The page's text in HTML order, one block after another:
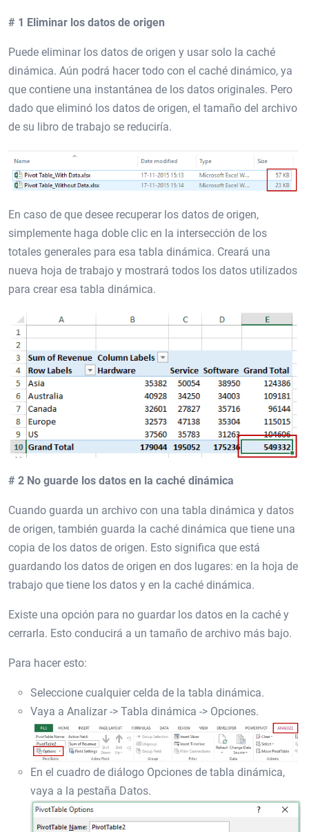
# 1 Eliminar los datos de origen
Puede eliminar los datos de origen y usar solo la caché
dinámica. Aún podrá hacer todo con el caché dinámico, ya
que contiene una instantánea de los datos originales. Pero
dado que eliminó los datos de origen, el tamaño del archivo
de su libro de trabajo se reduciría.
En caso de que desee recuperar los datos de origen,
simplemente haga doble clic en la intersección de los
totales generales para esa tabla dinámica. Creará una
nueva hoja de trabajo y mostrará todos los datos utilizados
para crear esa tabla dinámica.
# 2 No guarde los datos en la caché dinámica
Cuando guarda un archivo con una tabla dinámica y datos
de origen, también guarda la caché dinámica que tiene una
copia de los datos de origen. Esto significa que está
guardando los datos de origen en dos lugares: en la hoja de
trabajo que tiene los datos y en la caché dinámica.
Existe una opción para no guardar los datos en la caché y
cerrarla. Esto conducirá a un tamaño de archivo más bajo.
Para hacer esto:
Seleccione cualquier celda de la tabla dinámica.
Vaya a Analizar -> Tabla dinámica -> Opciones.
En el cuadro de diálogo Opciones de tabla dinámica,
vaya a la pestaña Datos.